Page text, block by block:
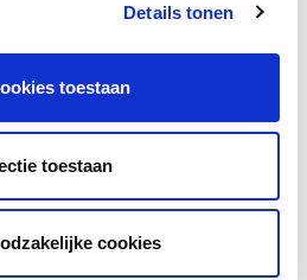
Details tonen
toestaan
toestaan
cookies
van
door ouders in